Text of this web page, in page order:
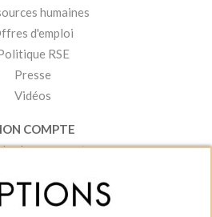
humaines
d'emploi
RSE
Presse
Vidéos
COMPTE
à mon compte
un compte